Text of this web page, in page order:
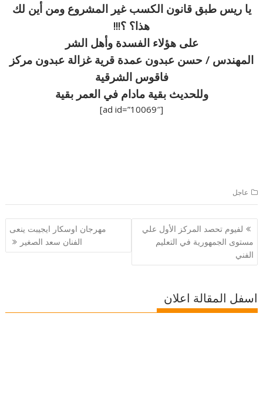
يا ريس طبق قانون الكسب غير المشروع ومن أين لك
هذا؟ ؟!!!
على هؤلاء الفسدة وأهل الشر
المهندس / حسن عبدون عمدة قرية غزالة عبدون مركز
فاقوس الشرقية
وللحديث بقية مادام في العمر بقية
[ad id=”10069″]
عاجل
تصفّح
المقالات
لفيوم تحصد المركز الأول علي
مستوى الجمهورية في التعليم
الفني
مهرجان اوسكار ايجيبت ينعى
الفنان سعد الصغير
اسفل المقالة اعلان